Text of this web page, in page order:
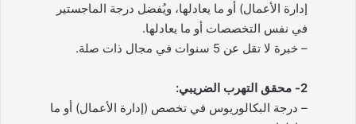
إدارة الأعمال) أو ما يعادلها، ويُفضل درجة الماجستير
في نفس التخصصات أو ما يعادلها.
– خبرة لا تقل عن 5 سنوات في مجال ذات صلة.
2- محقق التهرب الضريبي:
– درجة البكالوريوس في تخصص (إدارة الأعمال) أو ما